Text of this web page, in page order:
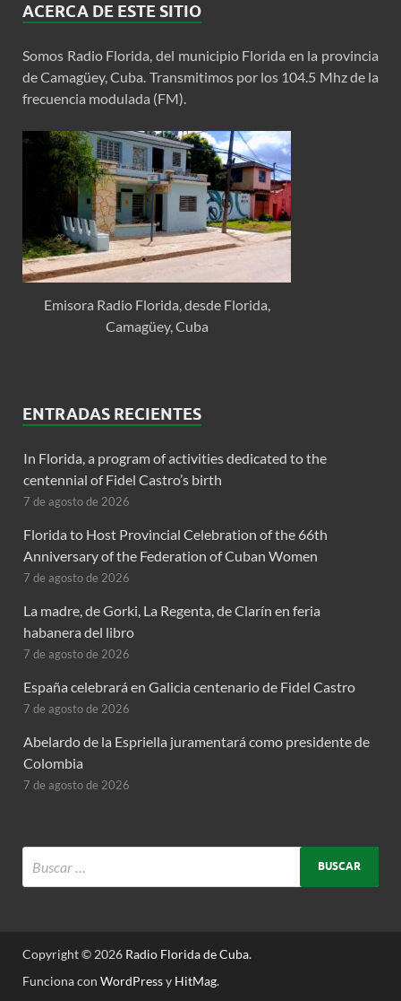
ACERCA DE ESTE SITIO
Somos Radio Florida, del municipio Florida en la provincia
de Camagüey, Cuba. Transmitimos por los 104.5 Mhz de la
frecuencia modulada (FM).
Emisora Radio Florida, desde Florida,
Camagüey, Cuba
ENTRADAS RECIENTES
In Florida, a program of activities dedicated to the
centennial of Fidel Castro’s birth
7 de agosto de 2026
Florida to Host Provincial Celebration of the 66th
Anniversary of the Federation of Cuban Women
7 de agosto de 2026
La madre, de Gorki, La Regenta, de Clarín en feria
habanera del libro
7 de agosto de 2026
España celebrará en Galicia centenario de Fidel Castro
7 de agosto de 2026
Abelardo de la Espriella juramentará como presidente de
Colombia
7 de agosto de 2026
Copyright © 2026 Radio Florida de Cuba.
Funciona con WordPressy HitMag.